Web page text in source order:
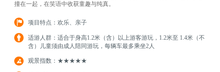
撞在一起，在笑语中收获童趣与纯真。
项目特点：欢乐、亲子
适游人群：适合于身高1.2米（含）以上游客游玩，1.2米至 1.4米（不
含）儿童须由成人陪同游玩，每辆车最多乘坐2人
观景指数：★★★★★